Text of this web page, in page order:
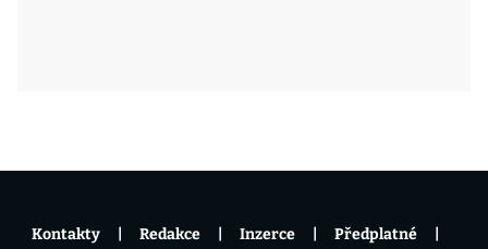
Kontakty Redakce Inzerce Předplatné